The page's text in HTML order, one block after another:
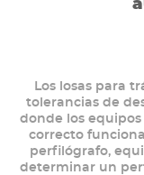
Los losas para
tolerancias de
donde los
correcto
perfilógrafo,
determinar un